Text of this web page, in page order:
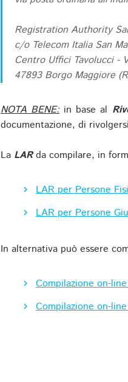
Registration Authority
c/o Telecom Italia San
Centro Uffici Tavolucci -
47893 Borgo Maggiore
NOTA BENE: in base al
documentazione, di
La LARda compilare, in
LAR per Persone
LAR per Persone
In alternativa può essere
Compilazione on-
Compilazione on-